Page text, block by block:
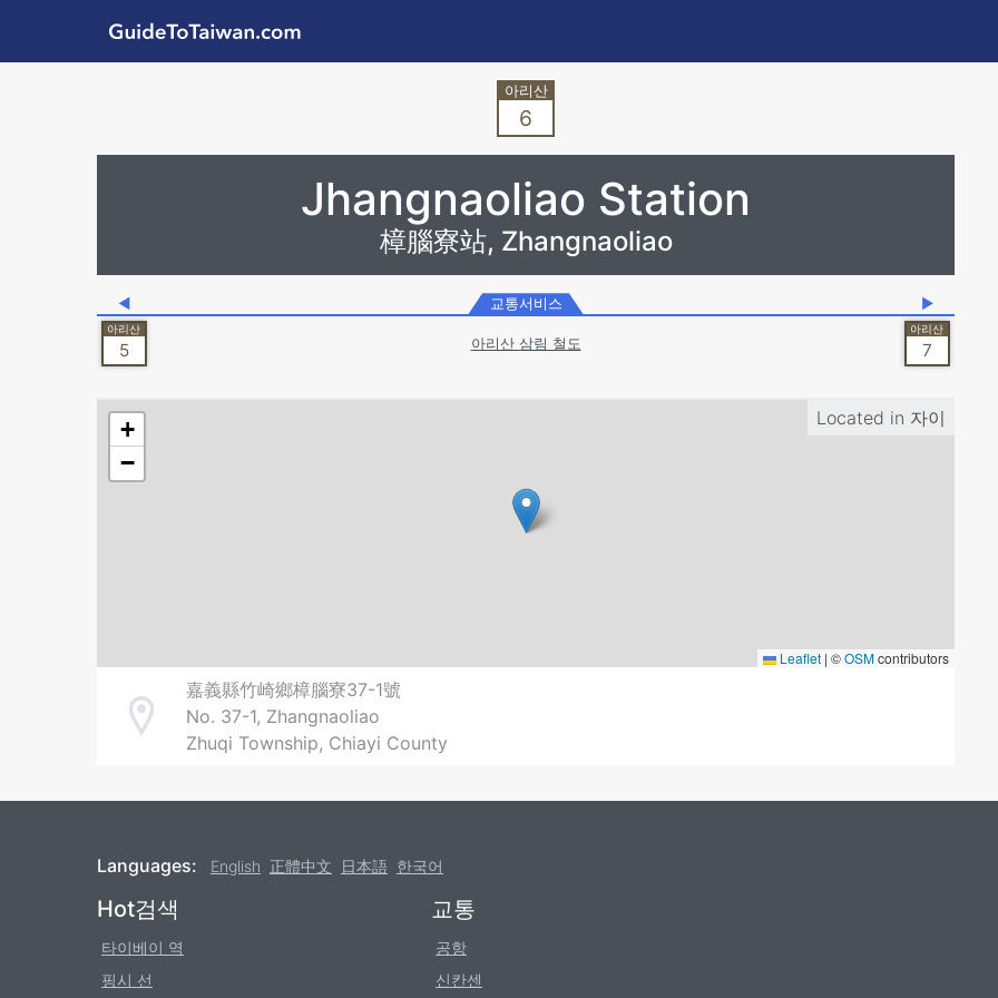
GuideToTaiwan.com
6
Jhangnaoliao Station
樟腦寮站, Zhangnaoliao
◀ 교통서비스 ▶
5 아리산 삼림 철도 7
Located in 자이
+
−
Leaflet | ©OSMcontributors
Address
嘉義縣竹崎鄉樟腦寮37-1號
No. 37-1, Zhangnaoliao
Zhuqi Township, Chiayi County
Languages: English 正體中文 日本語 한국어
Footer
Hot검색
타이베이 역
핑시 선
교통
공항
신칸센